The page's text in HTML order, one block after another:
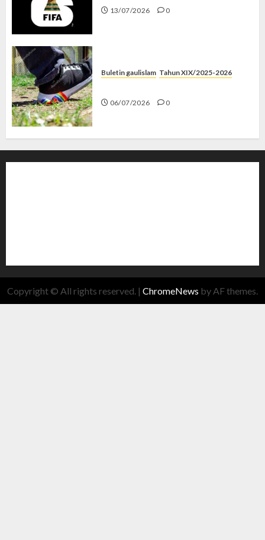
13/07/2026 0
Buletin gaulislam Tahun XIX/2025-2026
06/07/2026 0
Copyright © All rights reserved. | ChromeNews by AF themes.